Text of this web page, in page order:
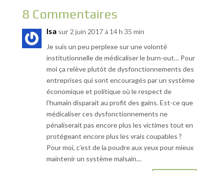
8 Commentaires
Isa sur 2 juin 2017 à 14 h 35 min
Je suis un peu perplexe sur une volonté
institutionnelle de médicaliser le burn-out… Pour
moi ça relève plutôt de dysfonctionnements des
entreprises qui sont encouragés par un système
économique et politique où le respect de
l’humain disparait au profit des gains. Est-ce que
médicaliser ces dysfonctionnements ne
pénaliserait pas encore plus les victimes tout en
protégeant encore plus les vrais coupables ?
Pour moi, c’est de la poudre aux yeux pour mieux
maintenir un système malsain…